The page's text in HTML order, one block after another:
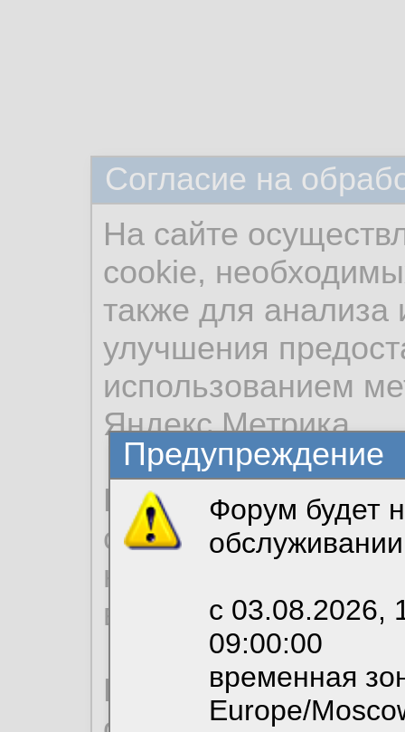
Предупреждение
Форум будет
с 03.08.2026,
09:00:00
временная
Europe/
Согласие на
На сайте
cookie,
также для анализа
улучшения
использованием
Яндекс.Метрика.
Продолжая
согласие на
необходимых для
вы можете
По